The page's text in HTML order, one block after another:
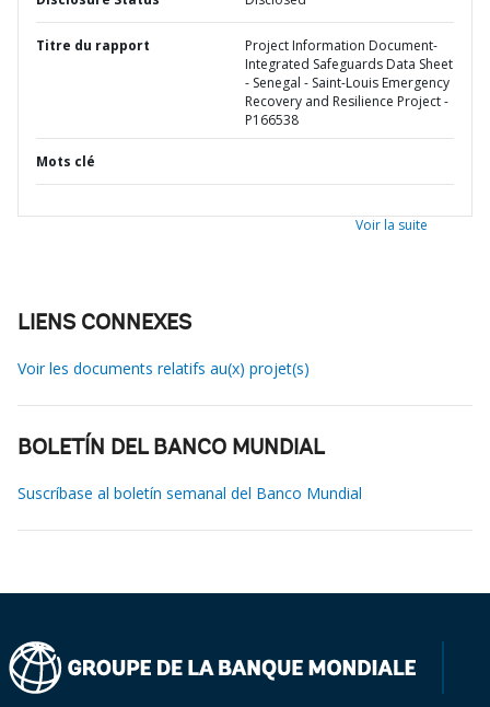
Titre du rapport
Project Information Document-
Integrated Safeguards Data Sheet
- Senegal - Saint-Louis Emergency
Recovery and Resilience Project -
P166538
Mots clé
Voir la suite
LIENS CONNEXES
Voir les documents relatifs au(x) projet(s)
BOLETÍN DEL BANCO MUNDIAL
Suscríbase al boletín semanal del Banco Mundial